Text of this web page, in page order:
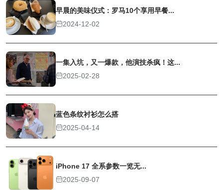
早晨的美味仪式：罗马10个享用早餐...
2024-12-02
一集入坑，又一爆款，他演技杀疯！这...
2025-02-28
蓝色条纹衬衫怎么搭
2025-04-14
iPhone 17 全系参数一览无...
2025-09-07